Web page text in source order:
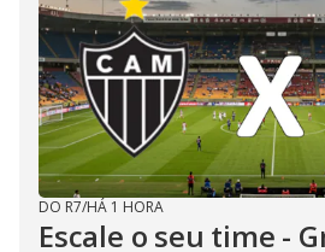
DO R7/HÁ 1 HORA
Escale o seu time -